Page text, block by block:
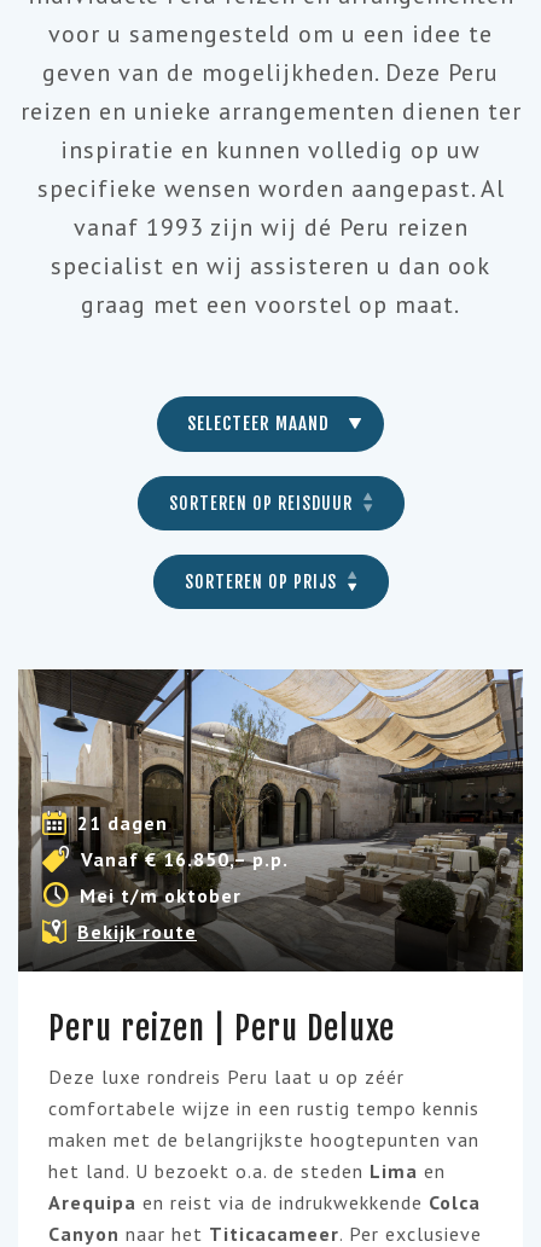
voor u samengesteld om u een idee te
geven van de mogelijkheden. Deze Peru
reizen en unieke arrangementen dienen ter
inspiratie en kunnen volledig op uw
specifieke wensen worden aangepast. Al
vanaf 1993 zijn wij dé Peru reizen
specialist en wij assisteren u dan ook
graag met een voorstel op maat.
SELECTEER MAAND
SORTEREN OP REISDUUR
SORTEREN OP PRIJS
21 dagen
Vanaf € 16.850,– p.p.
Mei t/m oktober
Bekijk route
Peru reizen | Peru Deluxe
Deze luxe rondreis Peru laat u op zéér
comfortabele wijze in een rustig tempo kennis
maken met de belangrijkste hoogtepunten van
het land. U bezoekt o.a. de steden Lima en
Arequipa en reist via de indrukwekkende Colca
Canyon naar het Titicacameer. Per exclusieve